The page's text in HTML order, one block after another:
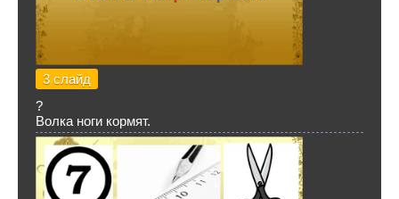
3 слайд
?
Волка ноги кормят.